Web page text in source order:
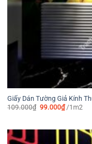
Giấy Dán Tường Giả Kính
109.000₫ Giá
99.000₫Giá
hiện
99.000₫.
/1m2